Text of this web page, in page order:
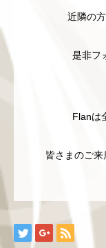
近隣の
是非フ
Flanは
皆さまのご来